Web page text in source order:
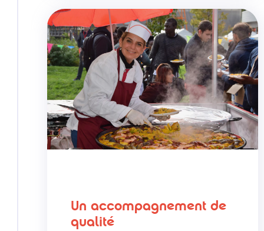
Un accompagnement de
qualité